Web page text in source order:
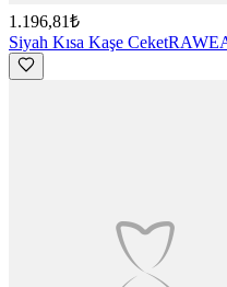
1.196,81₺
Siyah Kısa Kaşe Ceket